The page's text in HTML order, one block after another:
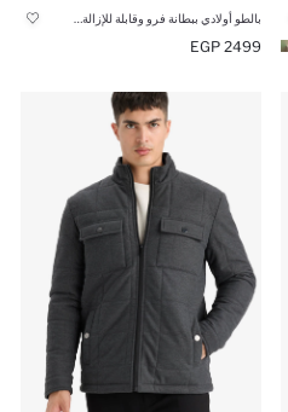
2499 EGP